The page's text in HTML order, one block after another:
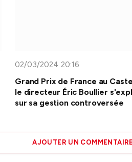
02/03/2024 20:16
Grand Prix de France au
le directeur Éric Boullier
sur sa gestion controversée
AJOUTER UN COMMENTAIRE